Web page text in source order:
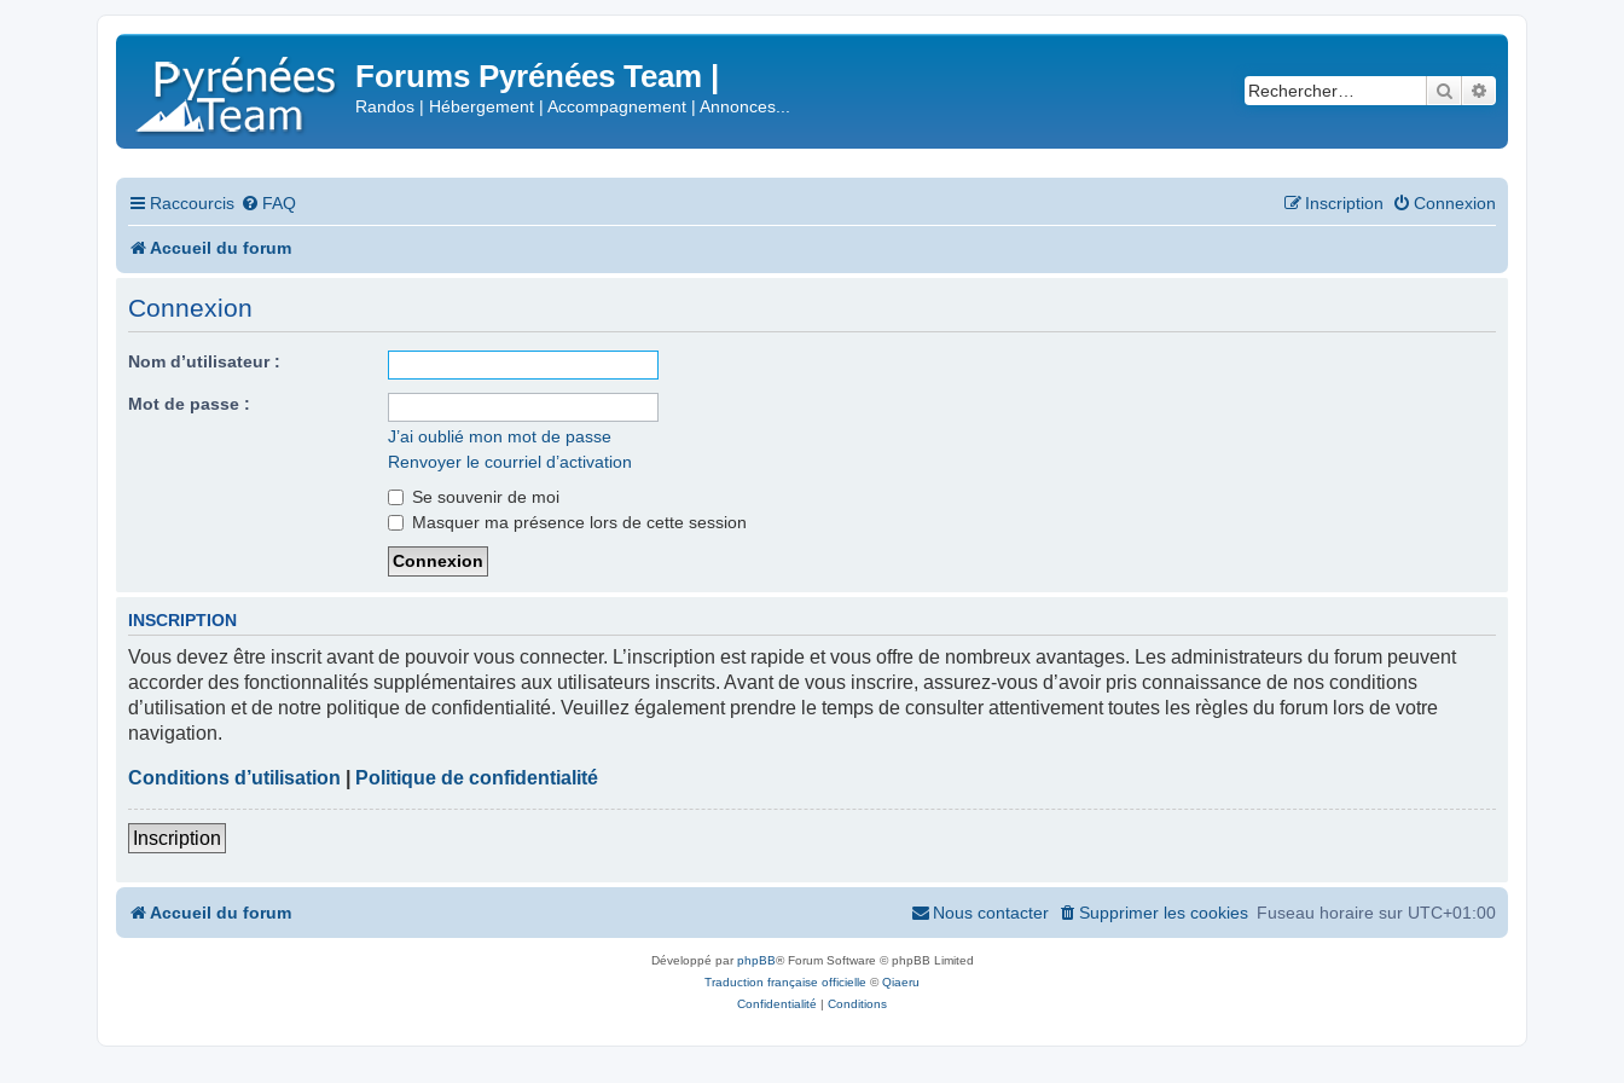
Forums Pyrénées Team |
Randos | Hébergement | Accompagnement | Annonces...
Rechercher
Raccourcis FAQ Connexion
Inscription
Accueil du forum
Connexion
Nom d’utilisateur :
Mot de passe :
J’ai oublié mon mot de passe
Renvoyer le courriel d’activation
Se souvenir de moi
Masquer ma présence lors de cette session
INSCRIPTION
Vous devez être inscrit avant de pouvoir vous connecter. L’inscription est rapide et vous offre de nombreux avantages. Les administrateurs du forum peuvent
accorder des fonctionnalités supplémentaires aux utilisateurs inscrits. Avant de vous inscrire, assurez-vous d’avoir pris connaissance de nos conditions
d’utilisation et de notre politique de confidentialité. Veuillez également prendre le temps de consulter attentivement toutes les règles du forum lors de votre
navigation.
Conditions d’utilisation Politique de confidentialité
Inscription
Accueil du forum Fuseau horaire sur UTC+01:00
Supprimer les cookies
Nous contacter
Développé parphpBB® Forum Software © phpBB Limited
Traduction française officielle ©Qiaeru
Confidentialité | Conditions